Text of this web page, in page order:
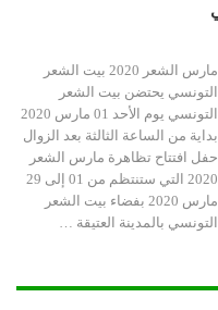
مارس الشعر 2020 بيت الشعر
التونسي يحتضن بيت الشعر
التونسي يوم الأحد 01 مارس 2020
بداية من الساعة الثالثة بعد الزوال
حفل افتتاح تظاهرة مارس الشعر
2020 التي ستنتظم من 01 إلى 29
مارس 2020 بفضاء بيت الشعر
التونسي بالمدينة العتيقة …